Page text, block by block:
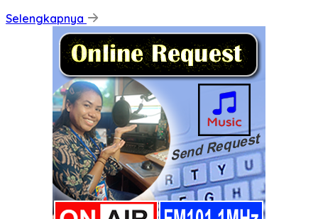
Selengkapnya